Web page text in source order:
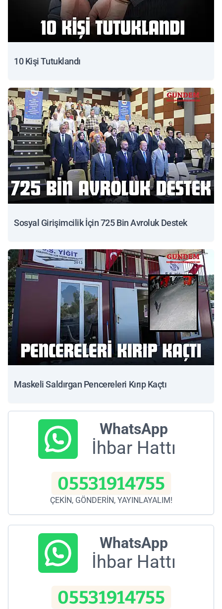
10 Kişi Tutuklandı
Sosyal Girişimcilik İçin 725 Bin Avroluk Destek
Maskeli Saldırgan Pencereleri Kırıp Kaçtı
WhatsApp
İhbar Hattı
05531914755
ÇEKİN, GÖNDERİN, YAYINLAYALIM!
WhatsApp
İhbar Hattı
05531914755